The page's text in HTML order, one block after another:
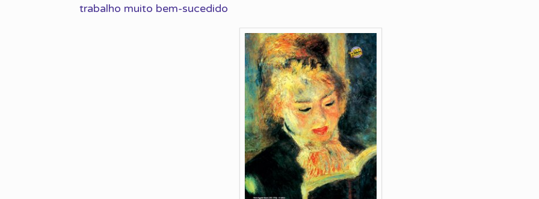
trabalho muito bem-sucedido